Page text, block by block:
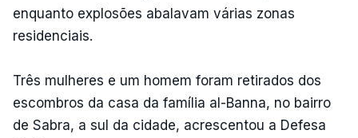
enquanto explosões abalavam várias zonas
residenciais.
Três mulheres e um homem foram retirados dos
escombros da casa da família al-Banna, no bairro
de Sabra, a sul da cidade, acrescentou a Defesa